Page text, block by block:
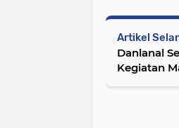
Artikel
Danlanal
Kegiatan